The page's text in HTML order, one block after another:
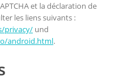
et la déclaration de
les liens suivants :
privacy/ und
android.html.